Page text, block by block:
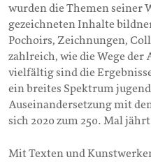
wurden die Themen seiner
gezeichneten Inhalte
Pochoirs, Zeichnungen,
zahlreich, wie die Wege der
vielfältig sind die
ein breites Spektrum
Auseinandersetzung mit
sich 2020 zum 250. Mal
Mit Texten und